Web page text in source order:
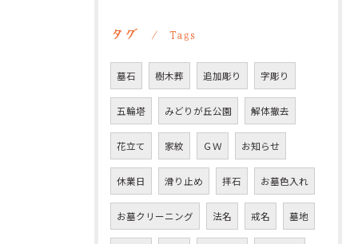
タグ Tags
墓石 樹木葬 追加彫り 字彫り
五輪塔 みどりが丘公園 解体撤去
花立て 家紋 ＧＷ お知らせ
休業日 滑り止め 拝石 お墓色入れ
お墓クリーニング 法名 戒名 墓地